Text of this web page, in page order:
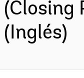
(Closing
(Inglés)